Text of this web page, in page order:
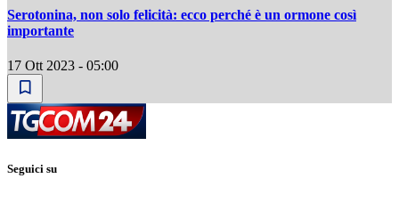
Serotonina, non solo felicità: ecco perché è un ormone così
importante
17 Ott 2023 - 05:00
Seguici su